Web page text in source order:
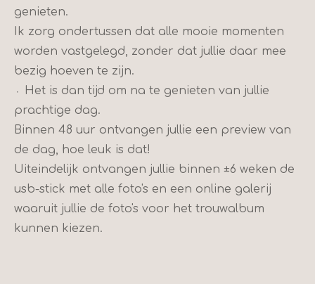
genieten.
Ik zorg ondertussen dat alle mooie momenten
worden vastgelegd, zonder dat jullie daar mee
bezig hoeven te zijn.
᭼ Het is dan tijd om na te genieten van jullie
prachtige dag.
Binnen 48 uur ontvangen jullie een preview van
de dag, hoe leuk is dat!
Uiteindelijk ontvangen jullie binnen ±6 weken de
usb-stick met alle foto's en een online galerij
waaruit jullie de foto's voor het trouwalbum
kunnen kiezen.